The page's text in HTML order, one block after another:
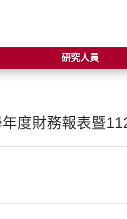
研究人員
度財務報表暨